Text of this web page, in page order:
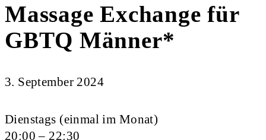
Massage Exchange für
GBTQ Männer*
3. September 2024
Dienstags (einmal im Monat)
20:00 – 22:30